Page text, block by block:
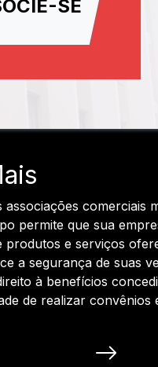
SE
associações comerciais
permite que sua
produtos e serviços
a segurança de suas
à benefícios
de realizar convênios